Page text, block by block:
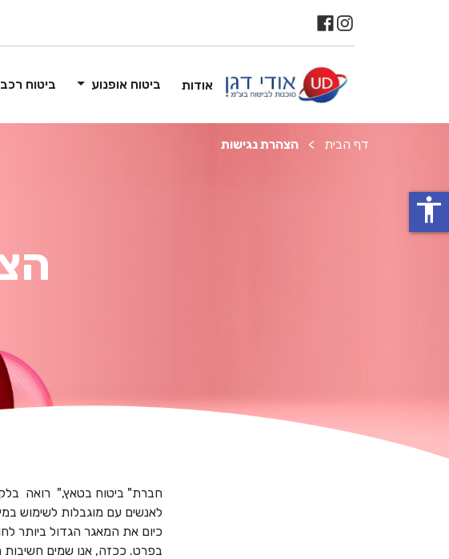
אודות ביטוח אופנוע ביטוח רכב
דף הבית > הצהרת נגישות
חברת" ביטוח בטאץ," רואה
לאנשים עם מוגבלות לשימוש
כיום את המאגר הגדול ביותר
בפרט. ככזה, אנו שמים חשיבות
accessibility